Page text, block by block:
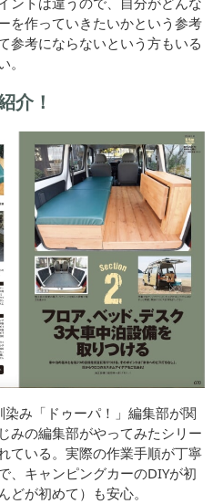
を作っていきたいかという参考
参考にならないという方もいる
介！
み「ドゥーパ！」編集部が関
みの編集部がやってみたシリー
ている。実際の作業手順が丁寧
、キャンピングカーのDIYが初
が初めて）も安心。